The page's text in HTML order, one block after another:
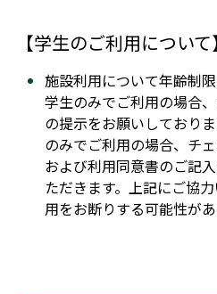
【学生のご利用について】
施設利用について年齢制
学生のみでご利用の場合
の提示をお願いしており
のみでご利用の場合、チ
および利用同意書のご記
ただきます。上記にご協
用をお断りする可能性があ